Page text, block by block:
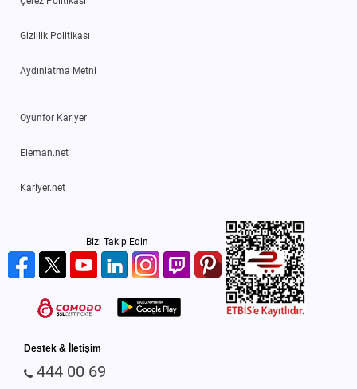
Gizlilik Politikası
Aydınlatma Metni
Oyunfor Kariyer
Eleman.net
Kariyer.net
Bizi Takip Edin
Destek & İletişim
444 00 69